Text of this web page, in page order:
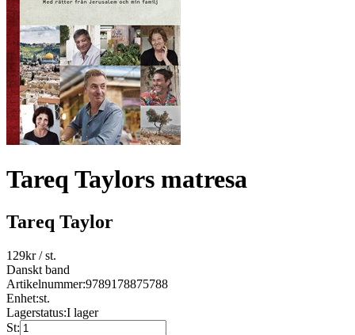
Tareq Taylors matresa
Tareq Taylor
129kr/ st.
Danskt band
Artikelnummer:9789178875788
Enhet:st.
Lagerstatus:I lager
St: